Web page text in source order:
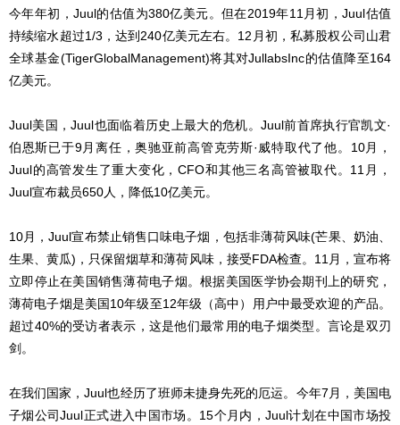
今年年初，Juul的估值为380亿美元。但在2019年11月初，Juul估值
持续缩水超过1/3，达到240亿美元左右。12月初，私募股权公司山君
全球基金(TigerGlobalManagement)将其对JullabsInc的估值降至164
亿美元。
Juul美国，Juul也面临着历史上最大的危机。Juul前首席执行官凯文·
伯恩斯已于9月离任，奥驰亚前高管克劳斯·威特取代了他。10月，
Juul的高管发生了重大变化，CFO和其他三名高管被取代。11月，
Juul宣布裁员650人，降低10亿美元。
10月，Juul宣布禁止销售口味电子烟，包括非薄荷风味(芒果、奶油、
生果、黄瓜)，只保留烟草和薄荷风味，接受FDA检查。11月，宣布将
立即停止在美国销售薄荷电子烟。根据美国医学协会期刊上的研究，
薄荷电子烟是美国10年级至12年级（高中）用户中最受欢迎的产品。
超过40%的受访者表示，这是他们最常用的电子烟类型。言论是双刃
剑。
在我们国家，Juul也经历了班师未捷身先死的厄运。今年7月，美国电
子烟公司Juul正式进入中国市场。15个月内，Juul计划在中国市场投